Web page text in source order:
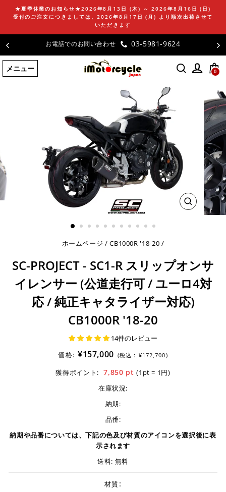
ン
ツ
に
ス
キ
★夏季休業のお知らせ★2026年8月13日 (木) ～ 2026年8月16日 (日)
受付のご注文につきましては、2026年8月17日 (月) より順次出荷させて
いただきます
お客様の声
メニュー 0
閉
ホームページ / CB1000R '18-20 /
SC-PROJECT - SC1-R スリップオンサ
イレンサー (公道走行可 / ユーロ4対
応 / 純正キャタライザー対応)
CB1000R '18-20
14件のレビュー
価格: ¥157,000 (税込 : ¥172,700)
獲得ポイント: 7,850 pt(1pt = 1円)
在庫状況:
納期:
品番:
納期や品番については、下記の色及び材質のアイコンを選択後に表
示されます
送料: 無料
材質: